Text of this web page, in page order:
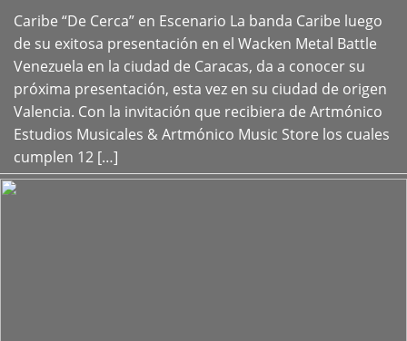
Caribe “De Cerca” en Escenario La banda Caribe luego
de su exitosa presentación en el Wacken Metal Battle
Venezuela en la ciudad de Caracas, da a conocer su
próxima presentación, esta vez en su ciudad de origen
Valencia. Con la invitación que recibiera de Artmónico
Estudios Musicales & Artmónico Music Store los cuales
cumplen 12 […]
+